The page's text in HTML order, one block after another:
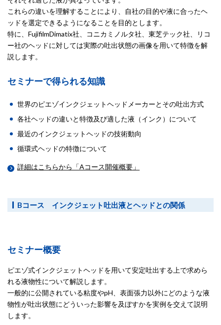
これらの違いを理解することにより、自社の目的や液に合ったヘ
ッドを選定できるようになることを目的とします。
特に、FujifilmDimatix社、コニカミノルタ社、東芝テック社、リコ
ー社のヘッドに対しては実際の吐出状態の画像を用いて特徴を解
説します。
セミナーで得られる知識
世界のピエゾインクジェットヘッドメーカーとその吐出方式
各社ヘッドの違いと特徴及び適した液（インク）について
最近のインクジェットヘッドの技術動向
循環式ヘッドの特徴について
詳細はこちらから「Aコース開催概要」
Bコース インクジェット吐出液とヘッドとの関係
セミナー概要
ピエゾ式インクジェットヘッドを用いて安定吐出する上で求めら
れる液物性について解説します。
一般的に公開されている粘度やpH、表面張力以外にどのような液
物性が吐出状態にどういった影響を及ぼすかを実例を交えて説明
します。